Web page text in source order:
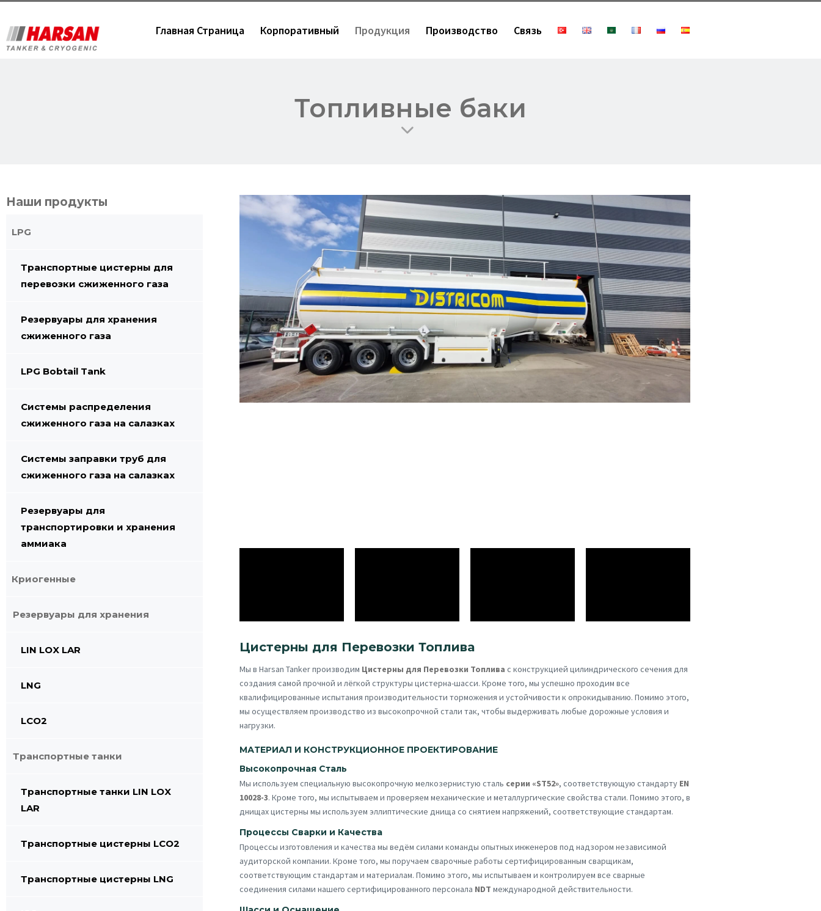
Главная Страница Корпоративный Продукция Производство Связь
Топливные баки
Наши продукты
LPG
Транспортные цистерны для
перевозки сжиженного газа
Резервуары для хранения
сжиженного газа
LPG Bobtail Tank
Системы распределения
сжиженного газа на салазках
Системы заправки труб для
сжиженного газа на салазках
Резервуары для
транспортировки и хранения
аммиака
Криогенные
Резервуары для хранения
LIN LOX LAR
LNG
LCO2
Транспортные танки
Транспортные танки LIN LOX
LAR
Транспортные цистерны LCO2
Транспортные цистерны LNG
Цистерны для Перевозки Топлива
Мы в Harsan Tanker производим Цистерны для Перевозки Топлива с конструкцией цилиндрического сечения для
создания самой прочной и лёгкой структуры цистерна-шасси. Кроме того, мы успешно проходим все
квалифицированные испытания производительности торможения и устойчивости к опрокидыванию. Помимо этого,
мы осуществляем производство из высокопрочной стали так, чтобы выдерживать любые дорожные условия и
нагрузки.
МАТЕРИАЛ И КОНСТРУКЦИОННОЕ ПРОЕКТИРОВАНИЕ
Высокопрочная Сталь
Мы используем специальную высокопрочную мелкозернистую сталь серии «ST52», соответствующую стандарту EN
10028-3. Кроме того, мы испытываем и проверяем механические и металлургические свойства стали. Помимо этого, в
днищах цистерны мы используем эллиптические днища со снятием напряжений, соответствующие стандартам.
Процессы Сварки и Качества
Процессы изготовления и качества мы ведём силами команды опытных инженеров под надзором независимой
аудиторской компании. Кроме того, мы поручаем сварочные работы сертифицированным сварщикам,
соответствующим стандартам и материалам. Помимо этого, мы испытываем и контролируем все сварные
соединения силами нашего сертифицированного персонала NDT международной действительности.